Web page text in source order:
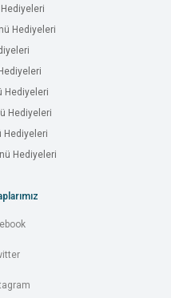
Hediyeleri
Hediyeleri
Hediyeleri
Hediyeleri
Hediyeleri